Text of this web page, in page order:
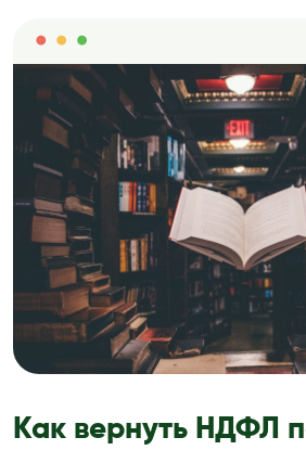
Как вернуть НДФЛ